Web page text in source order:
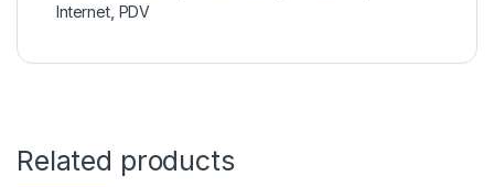
Internet, PDV
Related products